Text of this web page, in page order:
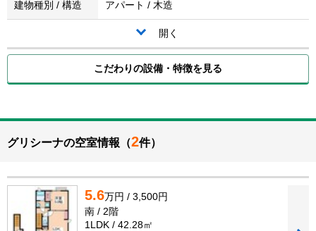
建物種別 / 構造 アパート / 木造
開く
こだわりの設備・特徴を見る
グリシーナの空室情報（2件）
5.6万円 / 3,500円
南 / 2階
1LDK / 42.28㎡